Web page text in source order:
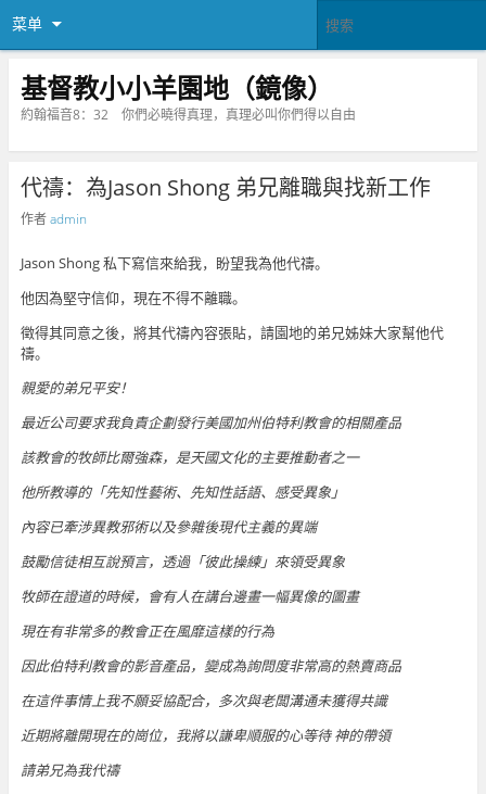
菜单
基督教小小羊園地（鏡像）
約翰福音8：32 你們必曉得真理，真理必叫你們得以自由
代禱：為Jason Shong 弟兄離職與找新工作
作者admin
Jason Shong 私下寫信來給我，盼望我為他代禱。
他因為堅守信仰，現在不得不離職。
徵得其同意之後，將其代禱內容張貼，請園地的弟兄姊妹大家幫他代
禱。
親愛的弟兄平安！
最近公司要求我負責企劃發行美國加州伯特利教會的相關產品
該教會的牧師比爾強森，是天國文化的主要推動者之一
他所教導的「先知性藝術、先知性話語、感受異象」
內容已牽涉異教邪術以及參雜後現代主義的異端
鼓勵信徒相互說預言，透過「彼此操練」來領受異象
牧師在證道的時候，會有人在講台邊畫一幅異像的圖畫
現在有非常多的教會正在風靡這樣的行為
因此伯特利教會的影音產品，變成為詢問度非常高的熱賣商品
在這件事情上我不願妥協配合，多次與老闆溝通未獲得共識
近期將離開現在的崗位，我將以謙卑順服的心等待 神的帶領
請弟兄為我代禱